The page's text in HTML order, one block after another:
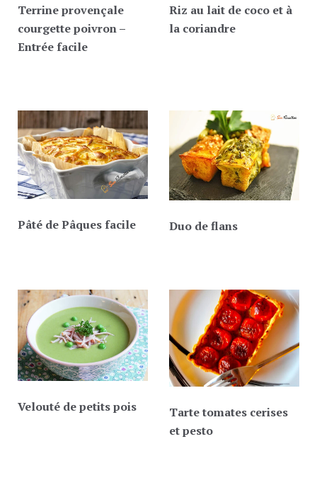
Terrine provençale
courgette poivron –
Entrée facile
Riz au lait de coco et à
la coriandre
Pâté de Pâques facile Duo de flans
Velouté de petits pois
Tarte tomates cerises
et pesto